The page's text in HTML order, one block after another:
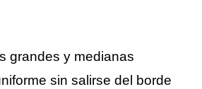
grandes y medianas
sin salirse del borde